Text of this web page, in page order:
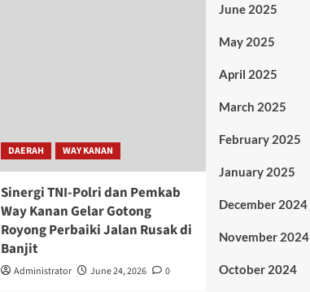
DAERAH WAY KANAN
Sinergi TNI-Polri dan Pemkab
Way Kanan Gelar Gotong
Royong Perbaiki Jalan Rusak di
Banjit
Administrator June 24, 2026 0
June 2025
May 2025
April 2025
March 2025
February 2025
January 2025
December 2024
November 2024
October 2024